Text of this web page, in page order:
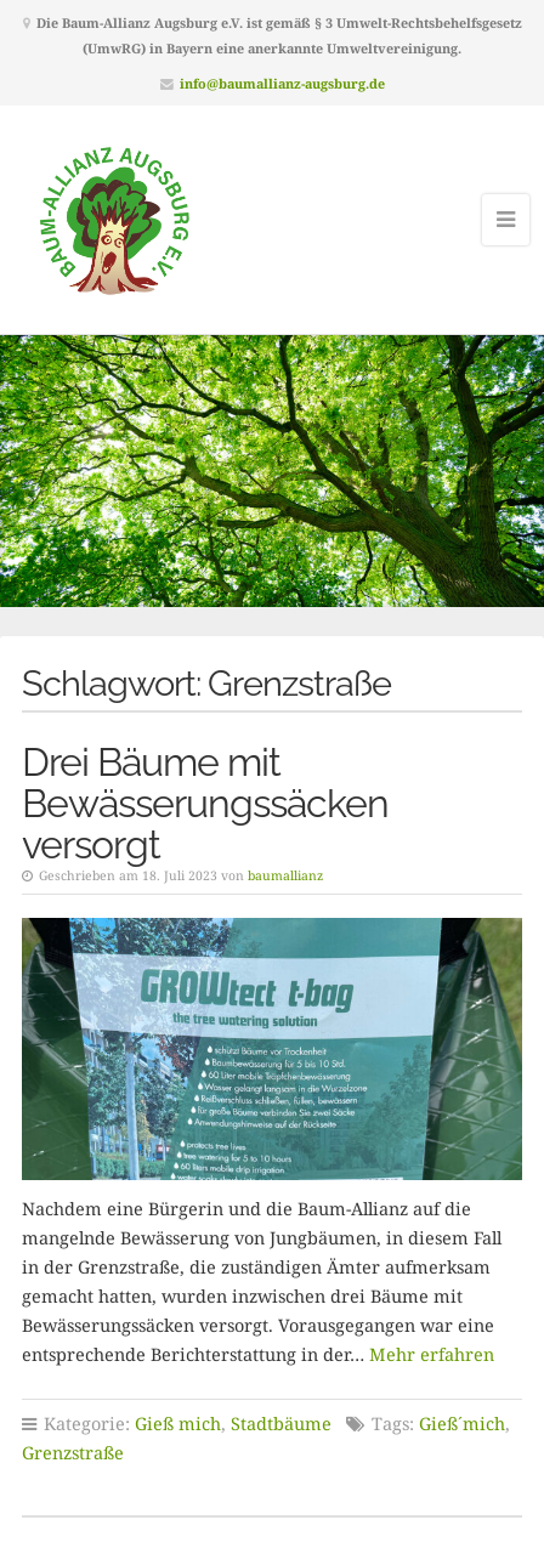
Die Baum-Allianz Augsburg e.V. ist gemäß § 3 Umwelt-Rechtsbehelfsgesetz
(UmwRG) in Bayern eine anerkannte Umweltvereinigung.
info@baumallianz-augsburg.de
Schlagwort: Grenzstraße
Drei Bäume mit
Bewässerungssäcken
versorgt
Geschrieben am 18. Juli 2023 von baumallianz
Nachdem eine Bürgerin und die Baum-Allianz auf die
mangelnde Bewässerung von Jungbäumen, in diesem Fall
in der Grenzstraße, die zuständigen Ämter aufmerksam
gemacht hatten, wurden inzwischen drei Bäume mit
Bewässerungssäcken versorgt. Vorausgegangen war eine
entsprechende Berichterstattung in der… Mehr erfahren
Kategorie: Gieß mich, Stadtbäume Tags: Gieß´mich,
Grenzstraße